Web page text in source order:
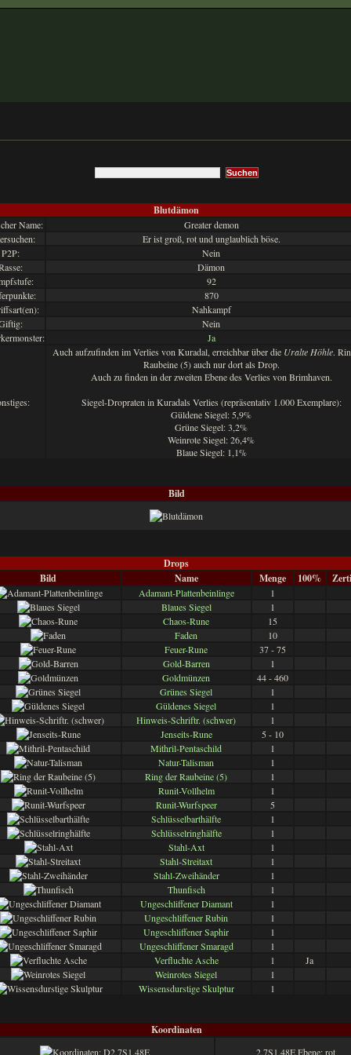
Blutdämon
Name:
Greater demon
Er ist groß, rot und unglaublich böse.
P2P:
Nein
Dämon
92
870
Nahkampf
Nein
Ja
Auch aufzufinden im Verlies von Kuradal, erreichbar über die Uralte Höhle.
Raubeine (5) auch nur dort als Drop.
Auch zu finden in der zweiten Ebene des Verlies von Brimhaven.
Siegel-Dropraten in Kuradals Verlies (repräsentativ 1.000 Exemplare):
Güldene Siegel: 5,9%
Grüne Siegel: 3,2%
Weinrote Siegel: 26,4%
Blaue Siegel: 1,1%
Bild
Drops
Bild
Name Menge 100%
Adamant-Plattenbeinlinge
1
Blaues Siegel
1
Chaos-Rune
15
Faden
10
Feuer-Rune
37 - 75
Gold-Barren
1
Goldmünzen
44 - 460
Grünes Siegel
1
Güldenes Siegel
1
Hinweis-Schriftr. (schwer)
1
Jenseits-Rune
5 - 10
Mithril-Pentaschild
1
Natur-Talisman
1
Ring der Raubeine (5)
1
Runit-Vollhelm
1
Runit-Wurfspeer
5
Schlüsselbarthälfte
1
Schlüsselringhälfte
1
Stahl-Axt
1
Stahl-Streitaxt
1
Stahl-Zweihänder
1
Thunfisch
1
Ungeschliffener Diamant
1
Ungeschliffener Rubin
1
Ungeschliffener Saphir
1
Ungeschliffener Smaragd
1
Verfluchte Asche
1
Ja
Weinrotes Siegel
1
Wissensdurstige Skulptur
1
Koordinaten
2.7S1.48E Ebene: rot